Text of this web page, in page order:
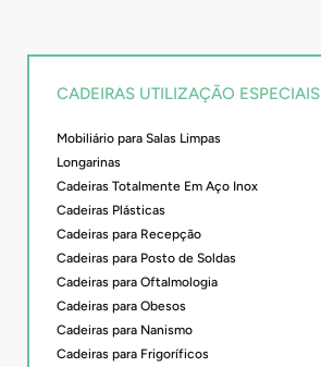
CADEIRAS UTILIZAÇÃO ESPECIAIS
Mobiliário para Salas Limpas
Longarinas
Cadeiras Totalmente Em Aço Inox
Cadeiras Plásticas
Cadeiras para Recepção
Cadeiras para Posto de Soldas
Cadeiras para Oftalmologia
Cadeiras para Obesos
Cadeiras para Nanismo
Cadeiras para Frigoríficos